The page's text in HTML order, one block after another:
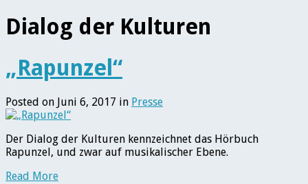
Dialog der Kulturen
„Rapunzel“
Posted on Juni 6, 2017 in Presse
Der Dialog der Kulturen kennzeichnet das Hörbuch
Rapunzel, und zwar auf musikalischer Ebene.
Read More